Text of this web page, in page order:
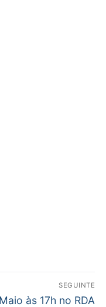
SEGUINTE
às 17h no RDA